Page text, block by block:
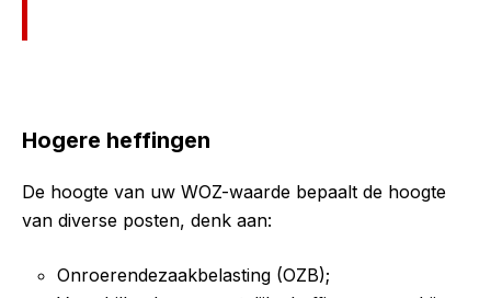
Hogere heffingen
De hoogte van uw WOZ-waarde bepaalt de hoogte
van diverse posten, denk aan:
Onroerendezaakbelasting (OZB);